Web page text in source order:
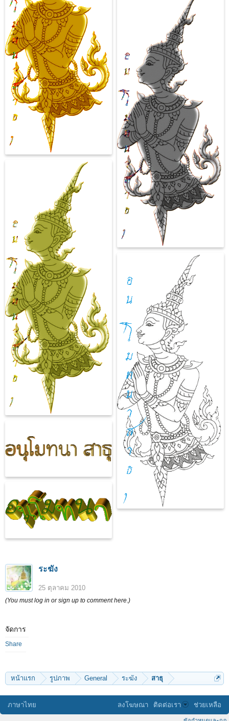
ระฆัง
25 ตุลาคม 2010
(You must log in or sign up to comment here.)
จัดการ
Share
หน้าแรก รูปภาพ General ระฆัง สาธุ
ภาษาไทย ลงโฆษณา ติดต่อเรา ช่วยเหลือ